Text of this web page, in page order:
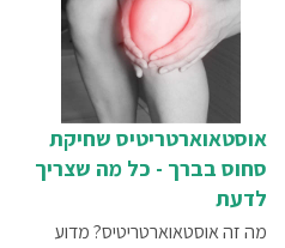
אוסטאוארטריטיס שחיקת
סחוס בברך - כל מה שצריך
לדעת
מה זה אוסטאוארטריטיס? מדוע